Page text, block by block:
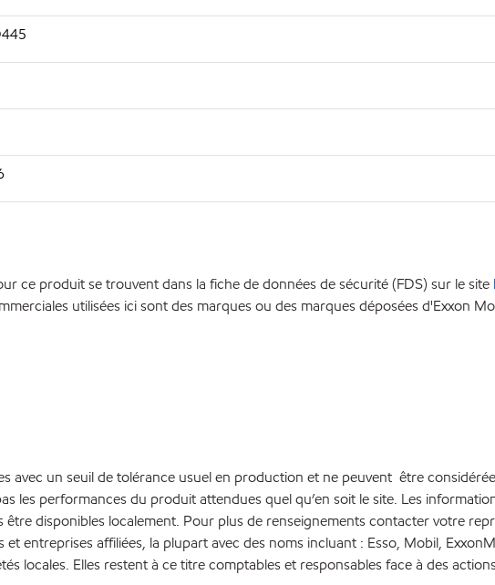
ce produit se trouvent dans la fiche de données de sécurité (FDS) sur le site
utilisées ici sont des marques ou des marques déposées d'Exxon
avec un seuil de tolérance usuel en production et ne peuvent être
les performances du produit attendues quel qu’en soit le site. Les
être disponibles localement. Pour plus de renseignements contacter votre
et entreprises affiliées, la plupart avec des noms incluant : Esso, Mobil,
locales. Elles restent à ce titre comptables et responsables face à des